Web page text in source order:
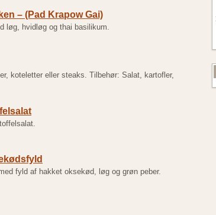
– (Pad Krapow Gai)
løg, hvidløg og thai basilikum.
koteletter eller steaks. Tilbehør: Salat, kartofler,
fyld af hakket oksekød, løg og grøn peber.